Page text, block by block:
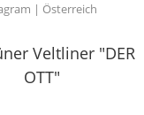
| Österreich
Veltliner "DER
OTT"